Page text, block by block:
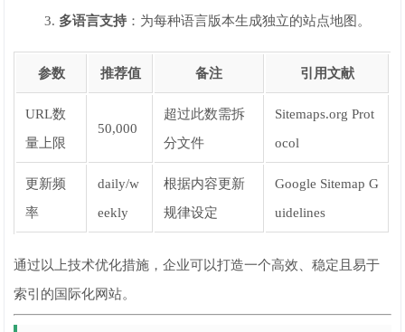
多语言支持：为每种语言版本生成独立的站点地图。
参数 推荐值 备注 引用文献
URL数
量上限
50,000
超过此数需拆
分文件
Sitemaps.org Prot
ocol
更新频
率
daily/w
eekly
根据内容更新
规律设定
Google Sitemap G
uidelines
通过以上技术优化措施，企业可以打造一个高效、稳定且易于
索引的国际化网站。